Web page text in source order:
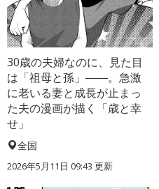
30歳の夫婦なのに、見た目
は「祖母と孫」――。急激
に老いる妻と成長が止まっ
た夫の漫画が描く「歳と幸
せ」
全国
2026年5月11日 09:43 更新